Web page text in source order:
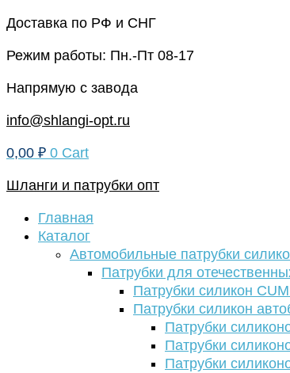
Перейти
содержимому
Доставка по РФ и СНГ
Режим работы: Пн.-Пт 08-17
Напрямую с завода
info@shlangi-opt.ru
0,00 ₽ 0 Cart
Шланги и патрубки опт
Главная
Каталог
Автомобильные патрубки
Патрубки для
Патрубки силикон
Патрубки силикон
Патрубки
Патрубки
Патрубки